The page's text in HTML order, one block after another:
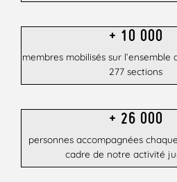
+ 10 000
membres mobilisés sur
277 sections
+ 26 000​
personnes accompagnées
cadre de notre activité